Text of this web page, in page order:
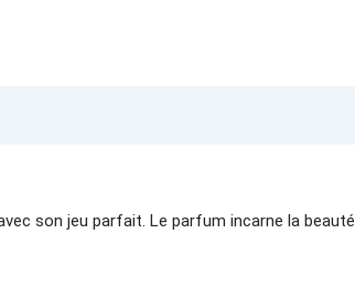
son jeu parfait. Le parfum incarne la beauté